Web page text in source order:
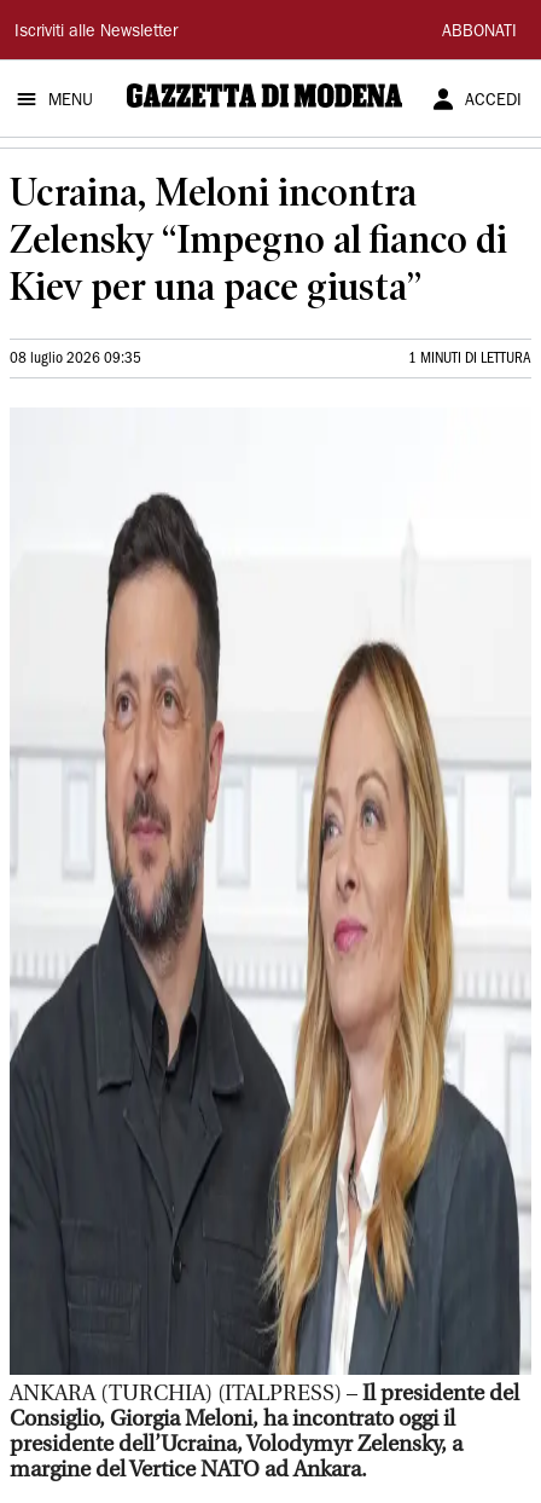
Gazzetta
di
Modena
Iscriviti alle Newsletter ABBONATI
MENU ACCEDI
Ucraina, Meloni incontra
Zelensky “Impegno al fianco di
Kiev per una pace giusta”
08 luglio 2026 09:35 1 MINUTI DI LETTURA
ANKARA (TURCHIA) (ITALPRESS) –Il presidente del
Consiglio, Giorgia Meloni, ha incontrato oggi il
presidente dell’Ucraina, Volodymyr Zelensky, a
margine del Vertice NATO ad Ankara.